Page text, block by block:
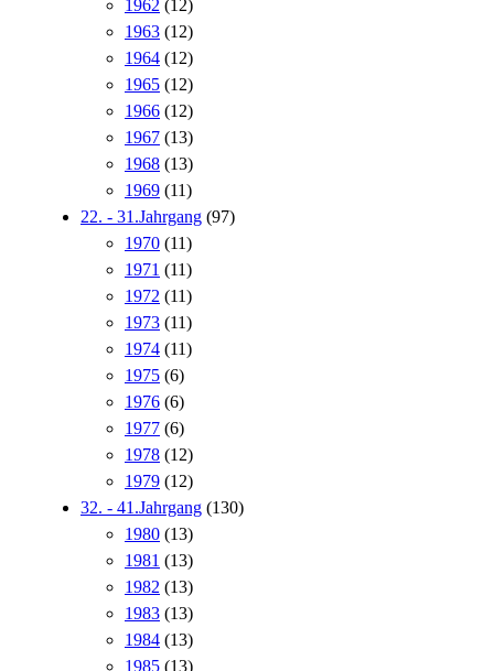
1962 (12)
1963 (12)
1964 (12)
1965 (12)
1966 (12)
1967 (13)
1968 (13)
1969 (11)
22. - 31.Jahrgang (97)
1970 (11)
1971 (11)
1972 (11)
1973 (11)
1974 (11)
1975 (6)
1976 (6)
1977 (6)
1978 (12)
1979 (12)
32. - 41.Jahrgang (130)
1980 (13)
1981 (13)
1982 (13)
1983 (13)
1984 (13)
1985 (13)